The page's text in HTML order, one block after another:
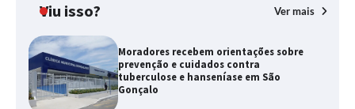
Viu isso? Ver mais
Moradores recebem orientações sobre
prevenção e cuidados contra
tuberculose e hanseníase em São
Gonçalo